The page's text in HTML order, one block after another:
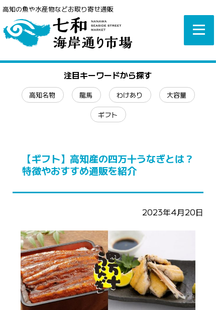
高知の魚や水産物などお取り寄せ通販
注目キーワードから探す
高知名物 龍馬 わけあり 大容量
ギフト
【ギフト】高知産の四万十うなぎとは？
特徴やおすすめ通販を紹介
2023年4月20日